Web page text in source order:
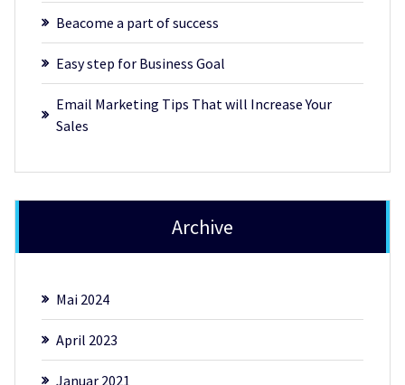
Beacome a part of success
Easy step for Business Goal
Email Marketing Tips That will Increase Your
Sales
Archive
Mai 2024
April 2023
Januar 2021